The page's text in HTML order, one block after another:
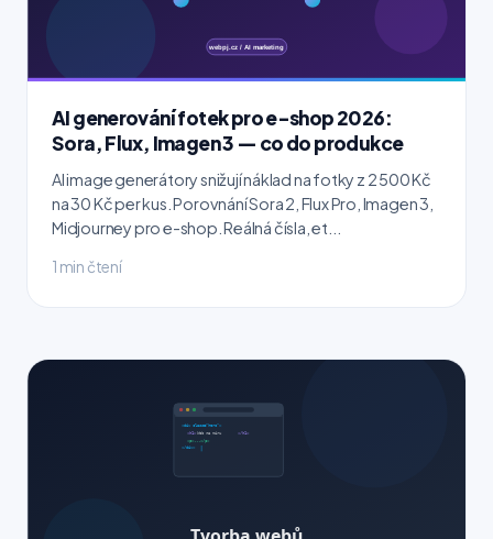
AI generování fotek pro e-shop 2026:
Sora, Flux, Imagen 3 — co do produkce
AI image generátory snižují náklad na fotky z 2 500 Kč
na 30 Kč per kus. Porovnání Sora 2, Flux Pro, Imagen 3,
Midjourney pro e-shop. Reálná čísla, et...
1 min čtení